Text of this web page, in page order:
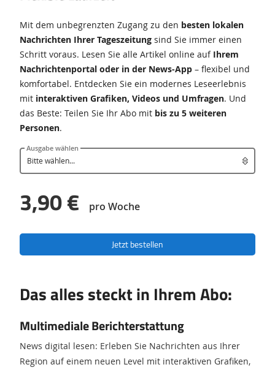
Mit dem unbegrenzten Zugang zu den besten lokalen
Nachrichten Ihrer Tageszeitung sind Sie immer einen
Schritt voraus. Lesen Sie alle Artikel online auf Ihrem
Nachrichtenportal oder in der News-App – flexibel und
komfortabel. Entdecken Sie ein modernes Leseerlebnis
mit interaktiven Grafiken, Videos und Umfragen. Und
das Beste: Teilen Sie Ihr Abo mit bis zu 5 weiteren
Personen.
Ausgabe wählen
3,90 € pro Woche
Jetzt bestellen
Das alles steckt in Ihrem Abo:
Multimediale Berichterstattung
News digital lesen: Erleben Sie Nachrichten aus Ihrer
Region auf einem neuen Level mit interaktiven Grafiken,